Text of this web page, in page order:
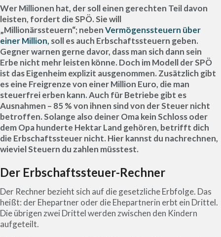
Wer Millionen hat, der soll einen gerechten Teil davon
leisten, fordert die SPÖ. Sie will
„Millionärssteuern“; nebenVermögenssteuern über
einer Million, soll es auch Erbschaftssteuern geben.
Gegner warnen gerne davor, dass man sich dann sein
Erbe nicht mehr leisten könne. Doch im Modell der SPÖ
ist das Eigenheim explizit ausgenommen. Zusätzlich gibt
es eine Freigrenze von einer Million Euro, die man
steuerfrei erben kann. Auch für Betriebe gibt es
Ausnahmen – 85 % von ihnen sind von der Steuer nicht
betroffen. Solange also deiner Oma kein Schloss oder
dem Opa hunderte Hektar Land gehören, betrifft dich
die Erbschaftssteuer nicht. Hier kannst du nachrechnen,
wieviel Steuern du zahlen müsstest.
Der Erbschaftssteuer-Rechner
Der Rechner bezieht sich auf die gesetzliche Erbfolge. Das
heißt: der Ehepartner oder die Ehepartnerin erbt ein Drittel.
Die übrigen zwei Drittel werden zwischen den Kindern
aufgeteilt.